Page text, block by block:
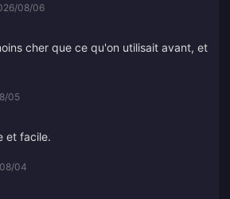
08/06
cher que ce qu'on utilisait avant, et
05
et facile.
04